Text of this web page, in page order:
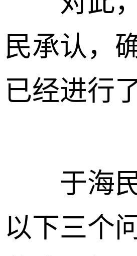
民承认，
已经进行
于海民
以下三个